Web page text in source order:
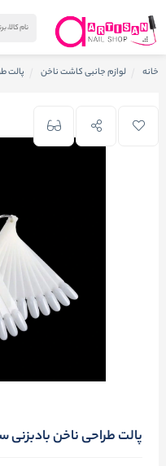
خانه لوازم جانبی کاشت ناخن پالت
پالت طراحی ناخن بادبزنی